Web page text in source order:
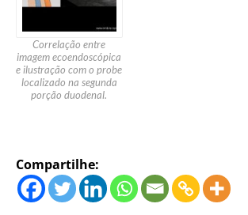
Correlação entre
imagem ecoendoscópica
e ilustração com o probe
localizado na segunda
porção duodenal.
Compartilhe: